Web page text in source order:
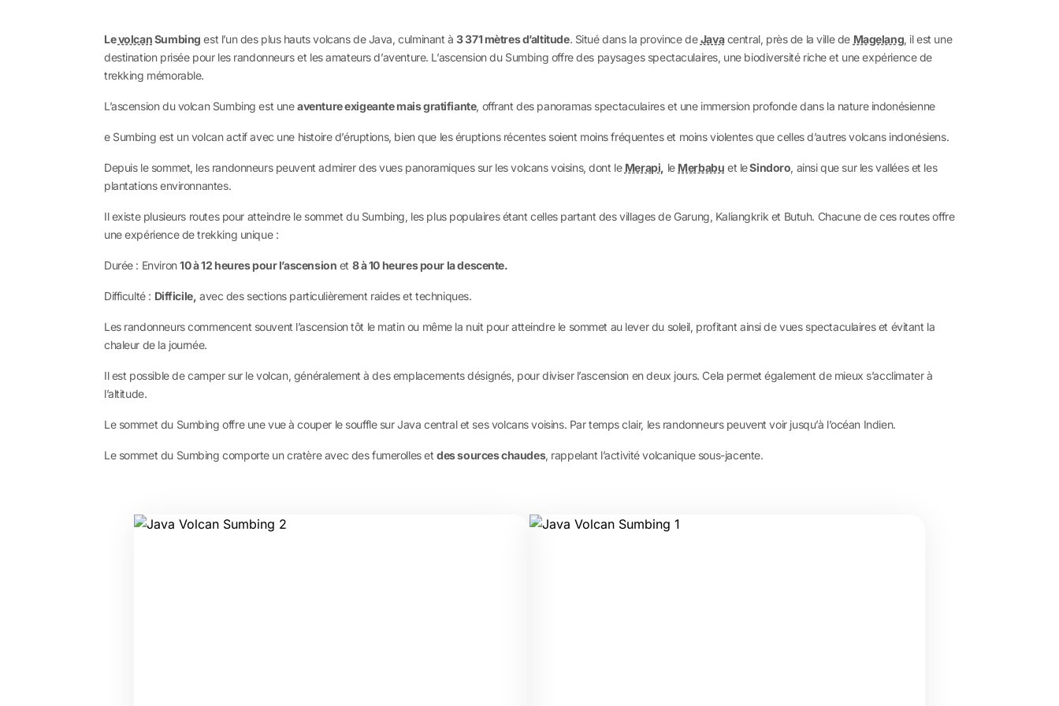
LevolcanSumbing est l’un des plus hauts volcans de Java, culminant à3 371 mètres d’altitude. Situé dans la province deJavacentral, près de la ville de Magelang, il est une
destination prisée pour les randonneurs et les amateurs d’aventure. L’ascension du Sumbing offre des paysages spectaculaires, une biodiversité riche et une expérience de
trekking mémorable.
L’ascension du volcan Sumbing est uneaventure exigeante mais gratifiante, offrant des panoramas spectaculaires et une immersion profonde dans la nature indonésienne
e Sumbing est un volcan actif avec une histoire d’éruptions, bien que les éruptions récentes soient moins fréquentes et moins violentes que celles d’autres volcans indonésiens.
Depuis le sommet, les randonneurs peuvent admirer des vues panoramiques sur les volcans voisins, dont le Merapi, le Merbabu et leSindoro, ainsi que sur les vallées et les
plantations environnantes.
Il existe plusieurs routes pour atteindre le sommet du Sumbing, les plus populaires étant celles partant des villages de Garung, Kaliangkrik et Butuh. Chacune de ces routes offre
une expérience de trekking unique :
Durée : Environ10 à 12 heures pour l’ascension et 8 à 10 heures pour la descente.
Difficulté : Difficile, avec des sections particulièrement raides et techniques.
Les randonneurs commencent souvent l’ascension tôt le matin ou même la nuit pour atteindre le sommet au lever du soleil, profitant ainsi de vues spectaculaires et évitant la
chaleur de la journée.
Il est possible de camper sur le volcan, généralement à des emplacements désignés, pour diviser l’ascension en deux jours. Cela permet également de mieux s’acclimater à
l’altitude.
Le sommet du Sumbing offre une vue à couper le souffle sur Java central et ses volcans voisins. Par temps clair, les randonneurs peuvent voir jusqu’à l’océan Indien.
Le sommet du Sumbing comporte un cratère avec des fumerolles etdes sources chaudes, rappelant l’activité volcanique sous-jacente.